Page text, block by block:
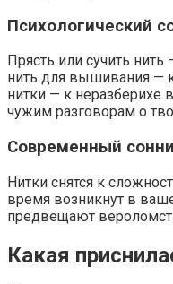
Психологический
Прясть или сучить
нить для вышивания —
нитки — к неразберихе
чужим разговорам о
Современный
Нитки снятся к
время возникнут в
предвещают
Какая